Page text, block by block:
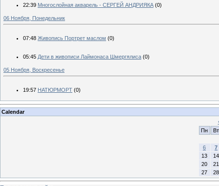
22:39 Многослойная акварель - СЕРГЕЙ АНДРИЯКА (0)
06 Ноября, Понедельник
07:48 Живопись Портрет маслом (0)
05:45 Дети в живописи Лаймонаса Шмергялиса (0)
05 Ноября, Воскресенье
19:57 НАТЮРМОРТ (0)
Calendar
Пн
Вт
6
7
13
14
20
21
27
28